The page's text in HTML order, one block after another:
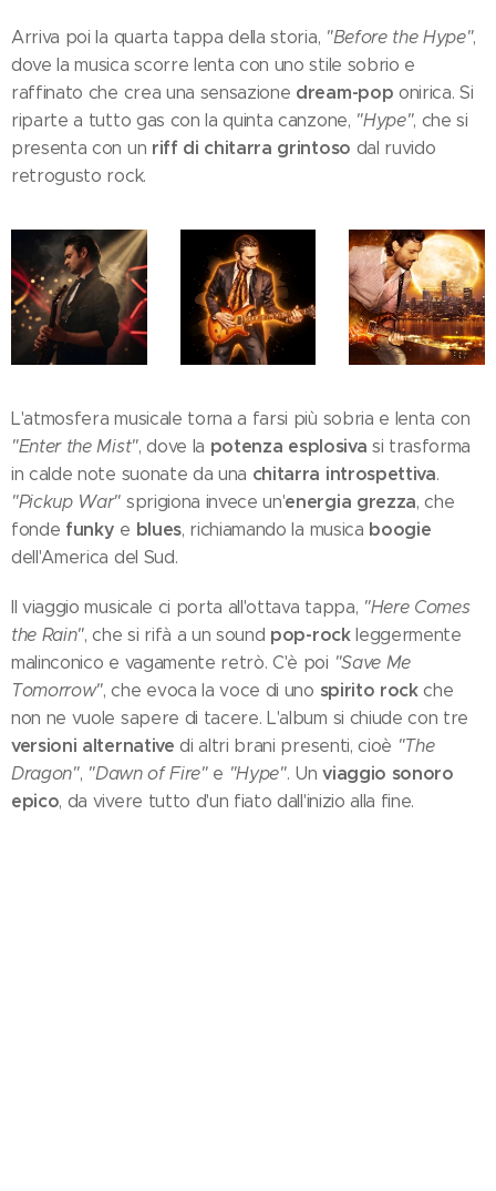
Arriva poi la quarta tappa della storia, "Before the Hype",
dove la musica scorre lenta con uno stile sobrio e
raffinato che crea una sensazione dream-pop onirica. Si
riparte a tutto gas con la quinta canzone, "Hype", che si
presenta con un riff di chitarra grintoso dal ruvido
retrogusto rock.
L'atmosfera musicale torna a farsi più sobria e lenta con
"Enter the Mist", dove la potenza esplosiva si trasforma
in calde note suonate da una chitarra introspettiva.
"Pickup War" sprigiona invece un'energia grezza, che
fonde funky e blues, richiamando la musica boogie
dell'America del Sud.
Il viaggio musicale ci porta all'ottava tappa, "Here Comes
the Rain", che si rifà a un sound pop-rockleggermente
malinconico e vagamente retrò. C'è poi "Save Me
Tomorrow", che evoca la voce di uno spirito rockche
non ne vuole sapere di tacere. L'album si chiude con tre
versioni alternative di altri brani presenti, cioè "The
Dragon", "Dawn of Fire"e "Hype". Unviaggio sonoro
epico, da vivere tutto d'un fiato dall'inizio alla fine.